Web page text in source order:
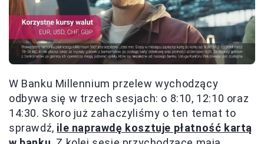
W Banku Millennium przelew wychodzący
odbywa się w trzech sesjach: o 8:10, 12:10 oraz
14:30. Skoro już zahaczyliśmy o ten temat to
sprawdź, ile naprawdę kosztuje płatność kartą